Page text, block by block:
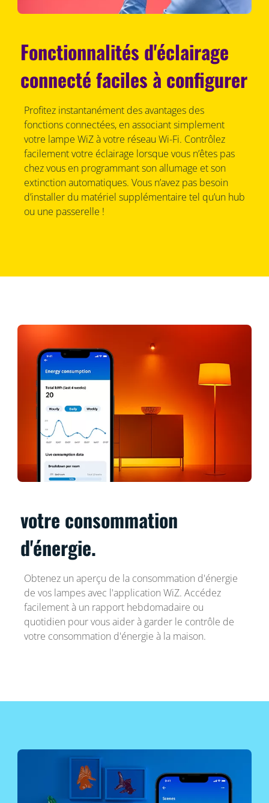
Fonctionnalités d'éclairage
connecté faciles à configurer
Profitez instantanément des avantages des
fonctions connectées, en associant simplement
votre lampe WiZ à votre réseau Wi-Fi. Contrôlez
facilement votre éclairage lorsque vous n’êtes pas
chez vous en programmant son allumage et son
extinction automatiques. Vous n’avez pas besoin
d’installer du matériel supplémentaire tel qu’un hub
ou une passerelle !
votre consommation
d'énergie.
Obtenez un aperçu de la consommation d'énergie
de vos lampes avec l'application WiZ. Accédez
facilement à un rapport hebdomadaire ou
quotidien pour vous aider à garder le contrôle de
votre consommation d'énergie à la maison.